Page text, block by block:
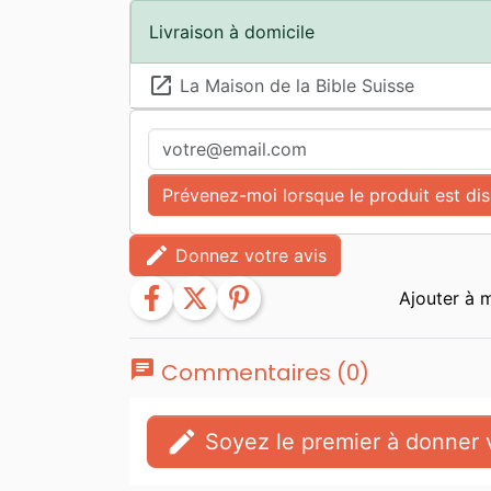
Livraison à domicile
launch La Maison de la Bible Suisse
Prévenez-moi lorsque le produit est
edit Donnez votre avis
facebook twitter pinterest
chat Commentaires (0)
edit Soyez le premier à donner